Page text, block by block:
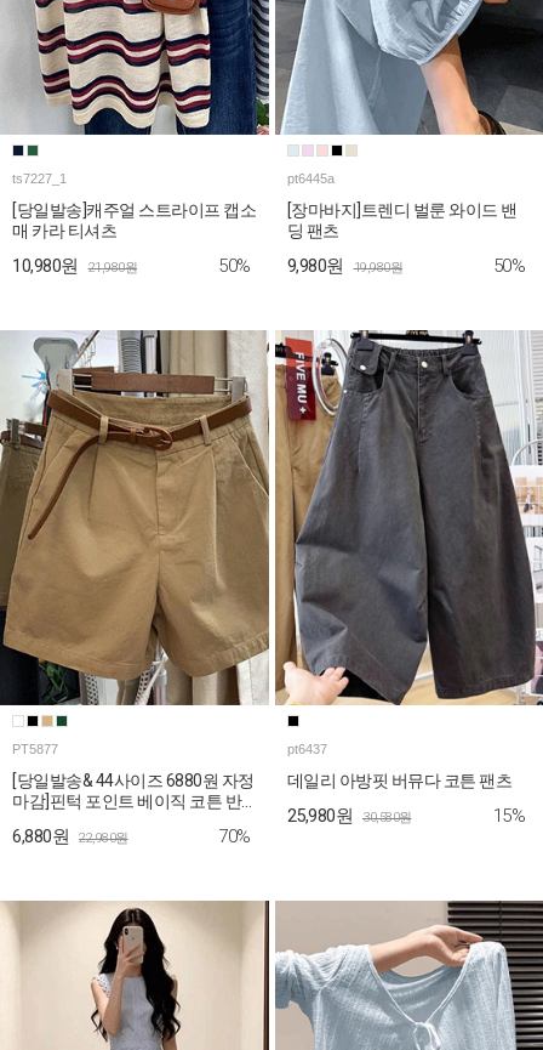
ts7227_1
[당일발송]캐주얼 스트라이프 캡소
매 카라 티셔츠
10,980원 21,980원 50%
pt6445a
[장마바지]트렌디 벌룬 와이드 밴
딩 팬츠
9,980원 19,980원 50%
PT5877
[당일발송& 44사이즈 6880원 자정
마감]핀턱 포인트 베이직 코튼 반
6,880원 22,980원 70%
pt6437
데일리 아방핏 버뮤다 코튼 팬츠
25,980원 30,580원 15%